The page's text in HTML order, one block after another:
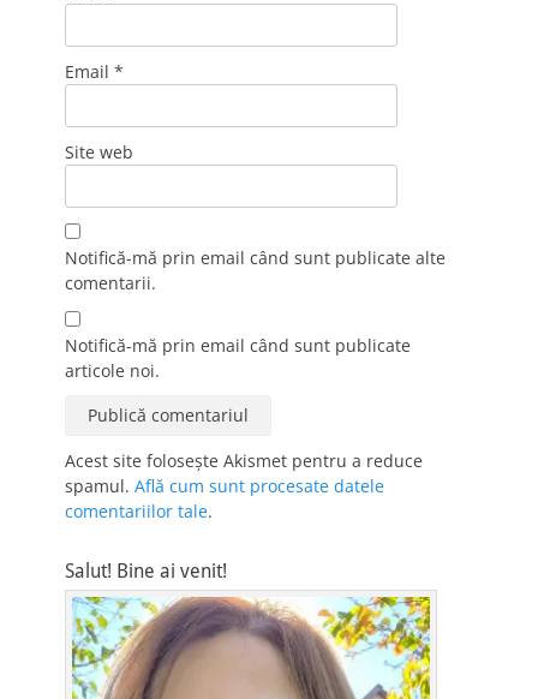
Email *
Site web
Notifică-mă prin email când sunt publicate alte
comentarii.
Notifică-mă prin email când sunt publicate
articole noi.
Acest site folosește Akismet pentru a reduce
spamul. Află cum sunt procesate datele
comentariilor tale.
Salut! Bine ai venit!